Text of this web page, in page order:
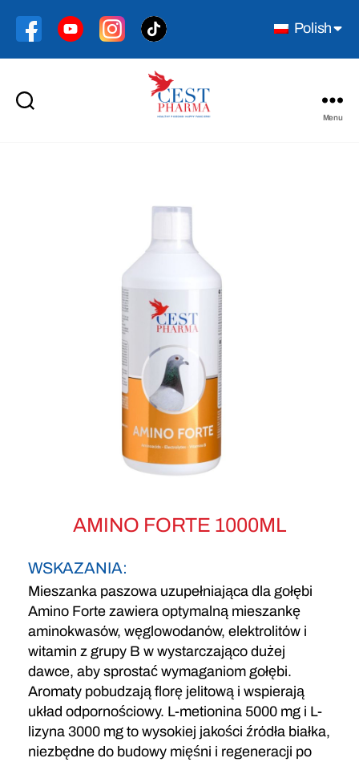
Polish
Menu
AMINO FORTE 1000ML
WSKAZANIA:
Mieszanka paszowa uzupełniająca dla gołębi
Amino Forte zawiera optymalną mieszankę
aminokwasów, węglowodanów, elektrolitów i
witamin z grupy B w wystarczająco dużej
dawce, aby sprostać wymaganiom gołębi.
Aromaty pobudzają florę jelitową i wspierają
układ odpornościowy. L-metionina 5000 mg i L-
lizyna 3000 mg to wysokiej jakości źródła białka,
niezbędne do budowy mięśni i regeneracji po